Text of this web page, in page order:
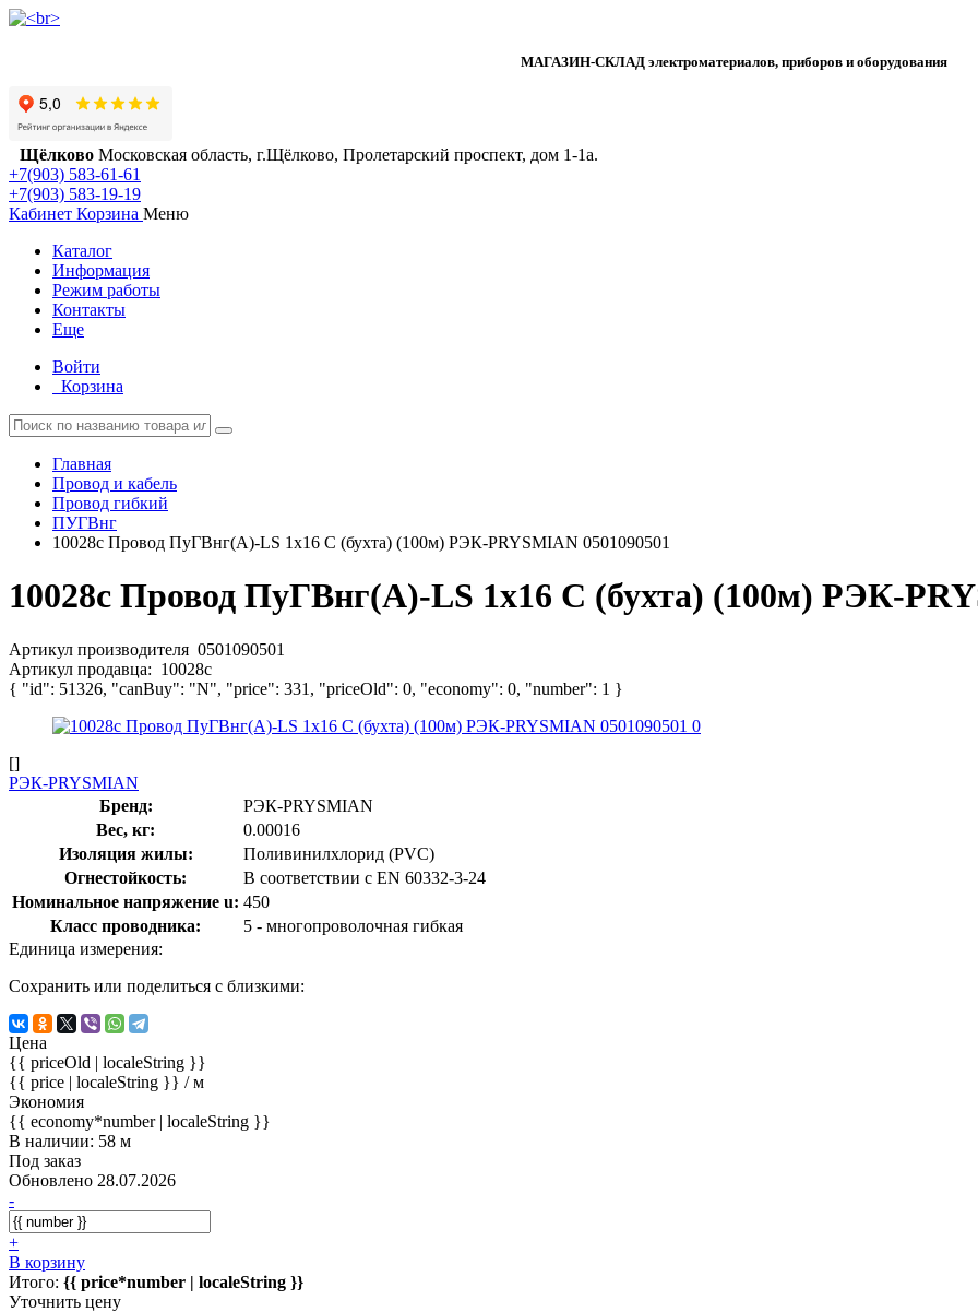
МАГАЗИН-СКЛАД электроматериалов, приборов и оборудования
Щёлково Московская область, г.Щёлково, Пролетарский проспект, дом 1‑1а.
+7(903) 583-61-61
+7(903) 583-19-19
Кабинет Корзина Меню
Каталог
Информация
Режим работы
Контакты
Еще
Войти
Корзина
Главная
Провод и кабель
Провод гибкий
ПУГВнг
10028с Провод ПуГВнг(А)-LS 1х16 С (бухта) (100м) РЭК-PRYSMIAN 0501090501
10028с Провод ПуГВнг(А)-LS 1х16 С (бухта) (100м) РЭК-
Артикул производителя 0501090501
Артикул продавца: 10028с
{ "id": 51326, "canBuy": "N", "price": 331, "priceOld": 0, "economy": 0, "number": 1 }
[]
РЭК-PRYSMIAN
Бренд:
РЭК-PRYSMIAN
Вес, кг:
0.00016
Изоляция жилы:
Поливинилхлорид (PVC)
Огнестойкость:
В соответствии с EN 60332-3-24
Номинальное напряжение u: 450
Класс проводника:
5 - многопроволочная гибкая
Единица измерения:
Сохранить или поделиться с близкими:
Цена
{{ priceOld | localeString }}
{{ price | localeString }} / м
Экономия
{{ economy*number | localeString }}
В наличии: 58 м
Под заказ
Обновлено 28.07.2026
-
+
В корзину
Итого: {{ price*number | localeString }}
Уточнить цену